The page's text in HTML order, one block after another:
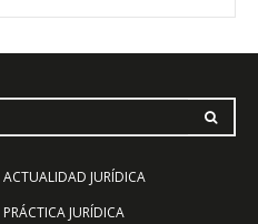
ACTUALIDAD JURÍDICA
PRÁCTICA JURÍDICA